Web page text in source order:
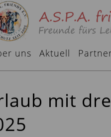
uns Aktuell
mit